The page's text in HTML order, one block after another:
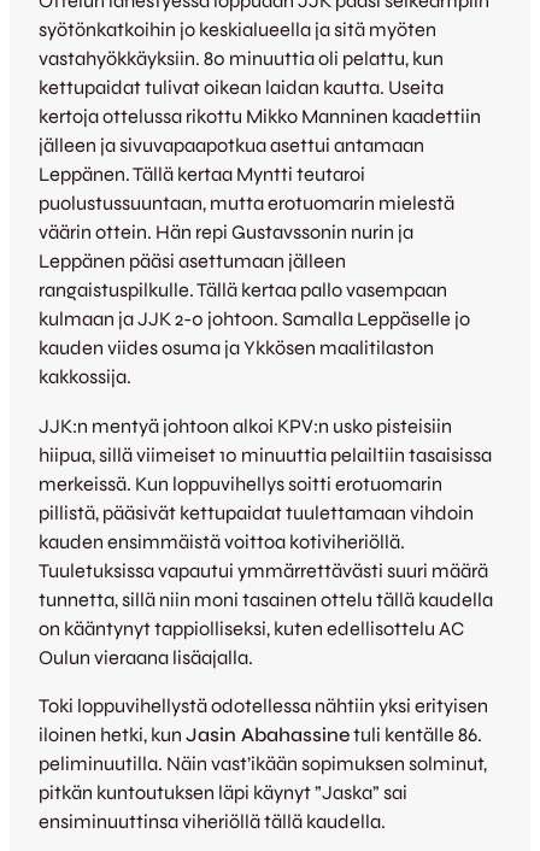
syötönkatkoihin jo keskialueella ja sitä myöten
vastahyökkäyksiin. 80 minuuttia oli pelattu, kun
kettupaidat tulivat oikean laidan kautta. Useita
kertoja ottelussa rikottu Mikko Manninen kaadettiin
jälleen ja sivuvapaapotkua asettui antamaan
Leppänen. Tällä kertaa Myntti teutaroi
puolustussuuntaan, mutta erotuomarin mielestä
väärin ottein. Hän repi Gustavssonin nurin ja
Leppänen pääsi asettumaan jälleen
rangaistuspilkulle. Tällä kertaa pallo vasempaan
kulmaan ja JJK 2-0 johtoon. Samalla Leppäselle jo
kauden viides osuma ja Ykkösen maalitilaston
kakkossija.
JJK:n mentyä johtoon alkoi KPV:n usko pisteisiin
hiipua, sillä viimeiset 10 minuuttia pelailtiin tasaisissa
merkeissä. Kun loppuvihellys soitti erotuomarin
pillistä, pääsivät kettupaidat tuulettamaan vihdoin
kauden ensimmäistä voittoa kotiviheriöllä.
Tuuletuksissa vapautui ymmärrettävästi suuri määrä
tunnetta, sillä niin moni tasainen ottelu tällä kaudella
on kääntynyt tappiolliseksi, kuten edellisottelu AC
Oulun vieraana lisäajalla.
Toki loppuvihellystä odotellessa nähtiin yksi erityisen
iloinen hetki, kun Jasin Abahassinetuli kentälle 86.
peliminuutilla. Näin vast’ikään sopimuksen solminut,
pitkän kuntoutuksen läpi käynyt ”Jaska” sai
ensiminuuttinsa viheriöllä tällä kaudella.